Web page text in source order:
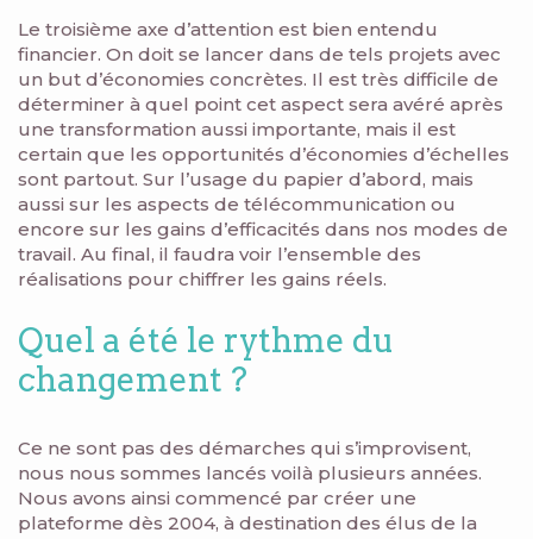
Le troisième axe d’attention est bien entendu
financier. On doit se lancer dans de tels projets avec
un but d’économies concrètes. Il est très difficile de
déterminer à quel point cet aspect sera avéré après
une transformation aussi importante, mais il est
certain que les opportunités d’économies d’échelles
sont partout. Sur l’usage du papier d’abord, mais
aussi sur les aspects de télécommunication ou
encore sur les gains d’efficacités dans nos modes de
travail. Au final, il faudra voir l’ensemble des
réalisations pour chiffrer les gains réels.
Quel a été le rythme du
changement ?
Ce ne sont pas des démarches qui s’improvisent,
nous nous sommes lancés voilà plusieurs années.
Nous avons ainsi commencé par créer une
plateforme dès 2004, à destination des élus de la